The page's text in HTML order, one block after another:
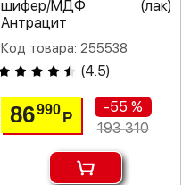
шифер/МДФ (лак)
Антрацит
Код товара: 255538
(4.5)
86990 Р
-55 %
193 310